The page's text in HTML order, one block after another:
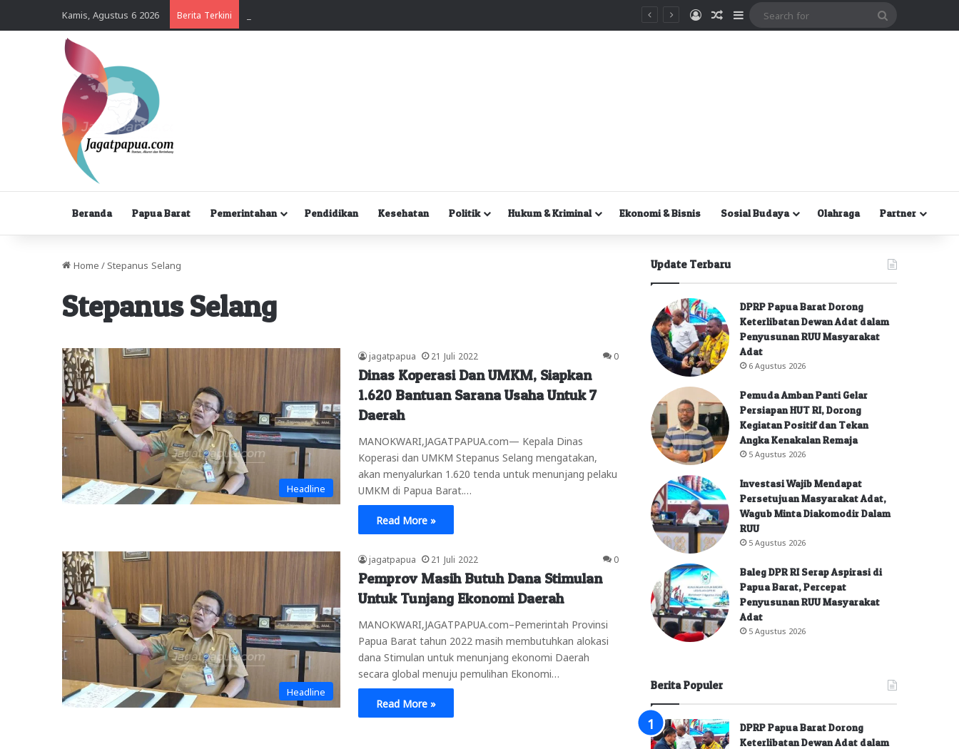
Kamis, Agustus 6 2026 Berita Terkini MasukRandom Article
Sidebar
Beranda Papua Barat Pemerintahan Pendidikan Kesehatan Politik Hukum & Kriminal Ekonomi & Bisnis Sosial Budaya Olahraga Partner
Home / Stepanus Selang
Stepanus Selang
Headline
jagatpapua 21 Juli 2022 0
Dinas Koperasi Dan UMKM, Siapkan
1.620 Bantuan Sarana Usaha Untuk 7
Daerah
MANOKWARI,JAGATPAPUA.com— Kepala Dinas
Koperasi dan UMKM Stepanus Selang mengatakan,
akan menyalurkan 1.620 tenda untuk menunjang pelaku
UMKM di Papua Barat.…
Read More »
Headline
jagatpapua 21 Juli 2022 0
Pemprov Masih Butuh Dana Stimulan
Untuk Tunjang Ekonomi Daerah
MANOKWARI,JAGATPAPUA.com–Pemerintah Provinsi
Papua Barat tahun 2022 masih membutuhkan alokasi
dana Stimulan untuk menunjang ekonomi Daerah
secara global menuju pemulihan Ekonomi…
Read More »
Update Terbaru
DPRP Papua Barat Dorong
Keterlibatan Dewan Adat dalam
Penyusunan RUU Masyarakat
Adat
6 Agustus 2026
Pemuda Amban Panti Gelar
Persiapan HUT RI, Dorong
Kegiatan Positif dan Tekan
Angka Kenakalan Remaja
5 Agustus 2026
Investasi Wajib Mendapat
Persetujuan Masyarakat Adat,
Wagub Minta Diakomodir Dalam
RUU
5 Agustus 2026
Baleg DPR RI Serap Aspirasi di
Papua Barat, Percepat
Penyusunan RUU Masyarakat
Adat
5 Agustus 2026
Berita Populer
DPRP Papua Barat Dorong
Keterlibatan Dewan Adat dalam